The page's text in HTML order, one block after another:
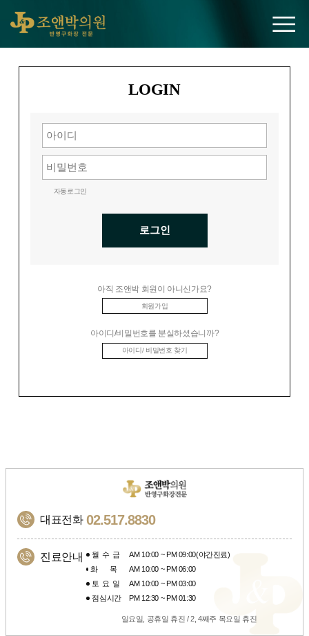
LOGIN
자동로그인
로그인
아직 조앤박 회원이 아니신가요?
회원가입
아이디/비밀번호를 분실하셨습니까?
아이디/ 비밀번호 찾기
대표전화 02.517.8830
진료안내 월수금
AM 10:00 ~ PM 09:00(야간진료)
화목 AM 10:00 ~ PM 06:00
토요일
AM 10:00 ~ PM 03:00
점심시간
PM 12:30 ~ PM 01:30
일요일, 공휴일 휴진 / 2, 4째주 목요일 휴진